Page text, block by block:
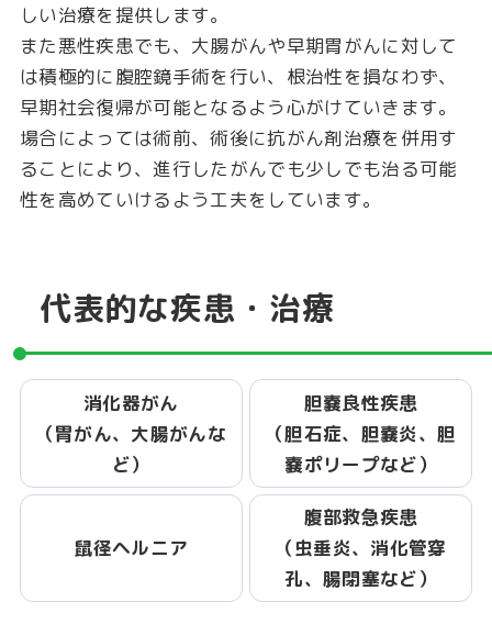
しい治療を提供します。
また悪性疾患でも、大腸がんや早期胃がんに対して
は積極的に腹腔鏡手術を行い、根治性を損なわず、
早期社会復帰が可能となるよう心がけていきます。
場合によっては術前、術後に抗がん剤治療を併用す
ることにより、進行したがんでも少しでも治る可能
性を高めていけるよう工夫をしています。
代表的な疾患・治療
消化器がん
（胃がん、大腸がんな
ど）
胆嚢良性疾患
（胆石症、胆嚢炎、胆
嚢ポリープなど）
鼠径ヘルニア
腹部救急疾患
（虫垂炎、消化管穿
孔、腸閉塞など）